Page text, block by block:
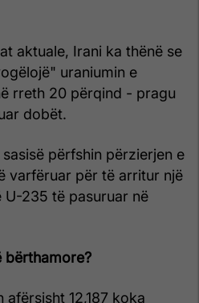
aktuale, Irani ka thënë se
uraniumin e
rreth 20 përqind - pragu
dobët.
përfshin përzierjen e
varfëruar për të arritur një
U-235 të pasuruar në
bërthamore?
12,187 koka